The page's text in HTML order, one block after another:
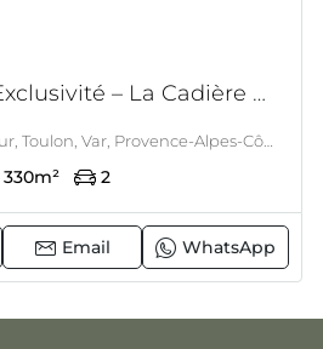
A vendre : Exclusivité – La Cadière d’Azur – Propriété entre mer et collines – Position dominante – Piscine – 5 chambres
330m² 2
Email WhatsApp